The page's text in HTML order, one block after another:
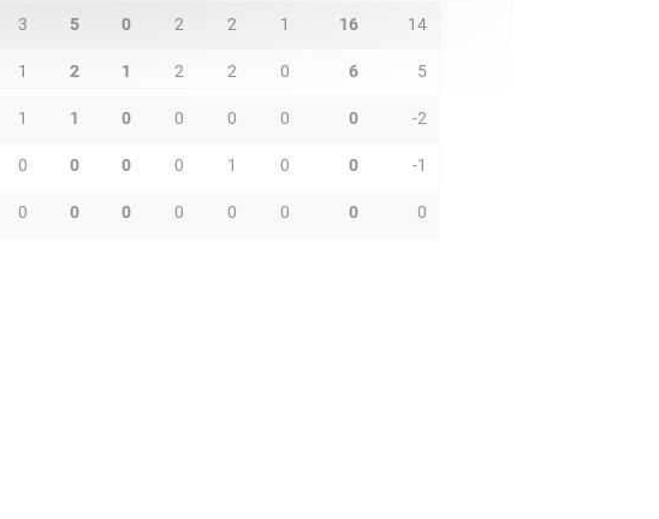
3 5 0 2 2 1 16 14
1 2 1 2 2 0 6 5
1 1 0 0 0 0 0 -2
0 0 0 0 1 0 0 -1
0 0 0 0 0 0 0 0